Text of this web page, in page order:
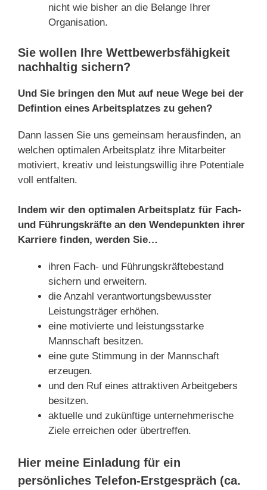
nicht wie bisher an die Belange Ihrer
Organisation.
Sie wollen Ihre Wettbewerbsfähigkeit
nachhaltig sichern?
Und Sie bringen den Mut auf neue Wege bei der
Defintion eines Arbeitsplatzes zu gehen?
Dann lassen Sie uns gemeinsam herausfinden, an
welchen optimalen Arbeitsplatz ihre Mitarbeiter
motiviert, kreativ und leistungswillig ihre Potentiale
voll entfalten.
Indem wir den optimalen Arbeitsplatz für Fach-
und Führungskräfte an den Wendepunkten ihrer
Karriere finden, werden Sie…
ihren Fach- und Führungskräftebestand
sichern und erweitern.
die Anzahl verantwortungsbewusster
Leistungsträger erhöhen.
eine motivierte und leistungsstarke
Mannschaft besitzen.
eine gute Stimmung in der Mannschaft
erzeugen.
und den Ruf eines attraktiven Arbeitgebers
besitzen.
aktuelle und zukünftige unternehmerische
Ziele erreichen oder übertreffen.
Hier meine Einladung für ein
persönliches Telefon-Erstgespräch (ca.